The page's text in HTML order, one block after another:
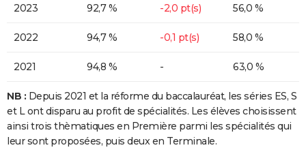
2023 92,7 % -2,0 pt(s) 56,0 %
2022 94,7 % -0,1 pt(s) 58,0 %
2021 94,8 % - 63,0 %
NB : Depuis 2021 et la réforme du baccalauréat, les séries ES, S
et L ont disparu au profit de spécialités. Les élèves choisissent
ainsi trois thèmatiques en Première parmi les spécialités qui
leur sont proposées, puis deux en Terminale.